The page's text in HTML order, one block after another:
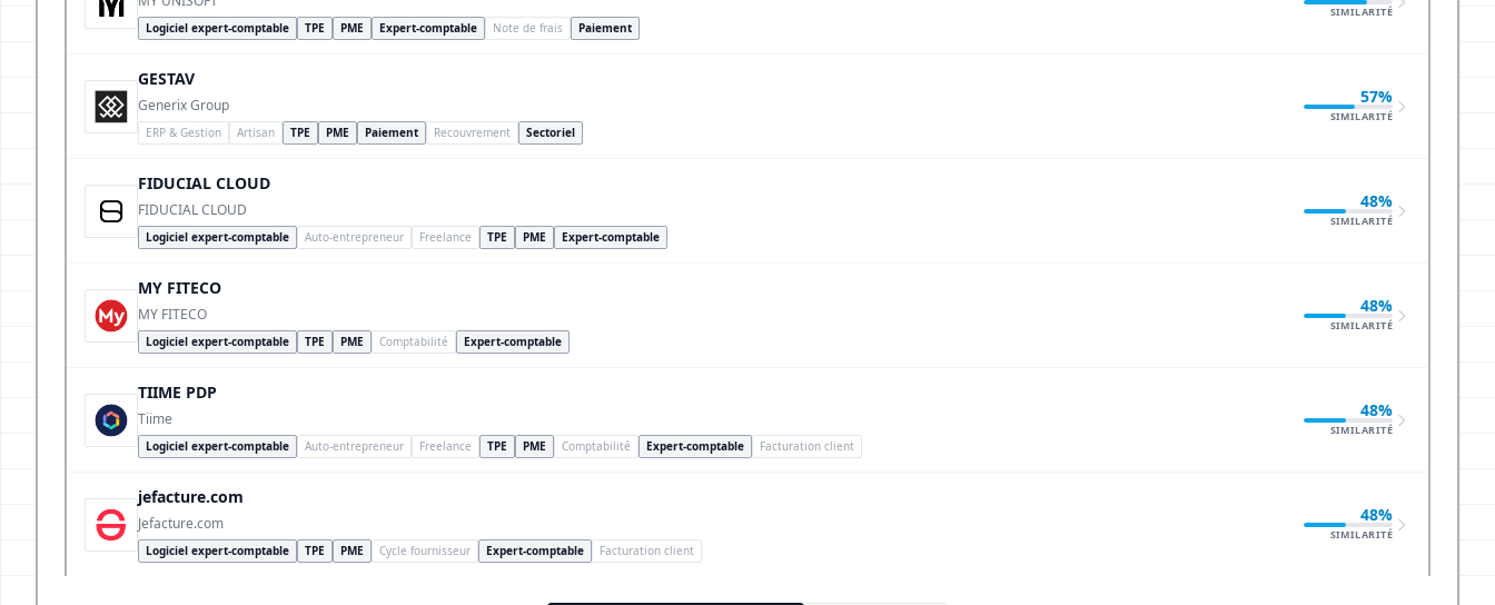
Logiciel expert-comptable TPE PME Expert-comptable Note de frais Paiement
SIMILARITÉ
GESTAV
Generix Group
ERP & Gestion Artisan TPE PME Paiement Recouvrement Sectoriel
57%
SIMILARITÉ
FIDUCIAL CLOUD
FIDUCIAL CLOUD
Logiciel expert-comptable Auto-entrepreneur Freelance TPE PME Expert-comptable
48%
SIMILARITÉ
MY FITECO
MY FITECO
Logiciel expert-comptable TPE PME Comptabilité Expert-comptable
48%
SIMILARITÉ
TIIME PDP
Tiime
Logiciel expert-comptable Auto-entrepreneur Freelance TPE PME Comptabilité Expert-comptable Facturation client
48%
SIMILARITÉ
jefacture.com
Jefacture.com
Logiciel expert-comptable TPE PME Cycle fournisseur Expert-comptable Facturation client
48%
SIMILARITÉ